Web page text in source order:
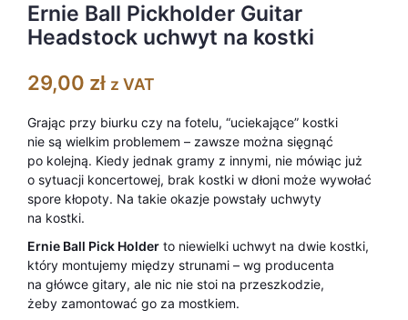
podstawie
oceny klienta
Ernie Ball Pickholder Guitar
Headstock uchwyt na kostki
29,00 zł z VAT
Grając przy biurku czy na fotelu, “uciekające” kostki
nie są wielkim problemem – zawsze można sięgnąć
po kolejną. Kiedy jednak gramy z innymi, nie mówiąc już
o sytuacji koncertowej, brak kostki w dłoni może wywołać
spore kłopoty. Na takie okazje powstały uchwyty
na kostki.
Ernie Ball Pick Holder to niewielki uchwyt na dwie kostki,
który montujemy między strunami – wg producenta
na główce gitary, ale nic nie stoi na przeszkodzie,
żeby zamontować go za mostkiem.